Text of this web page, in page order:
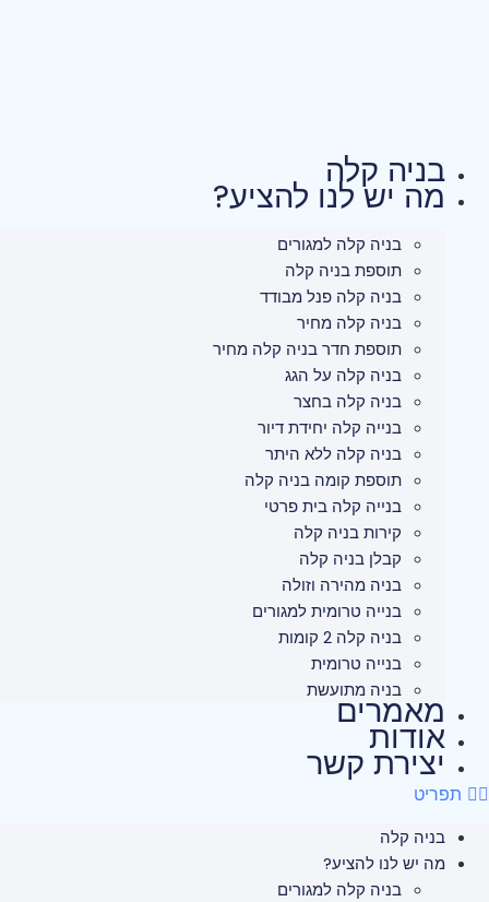
בניה קלה
מה יש לנו להציע?
בניה קלה למגורים
תוספת בניה קלה
בניה קלה פנל מבודד
בניה קלה מחיר
תוספת חדר בניה קלה מחיר
בניה קלה על הגג
בניה קלה בחצר
בנייה קלה יחידת דיור
בניה קלה ללא היתר
תוספת קומה בניה קלה
בנייה קלה בית פרטי
קירות בניה קלה
קבלן בניה קלה
בניה מהירה וזולה
בנייה טרומית למגורים
בניה קלה 2 קומות
בנייה טרומית
בניה מתועשת
מאמרים
אודות
יצירת קשר
תפריט
בניה קלה
מה יש לנו להציע?
בניה קלה למגורים